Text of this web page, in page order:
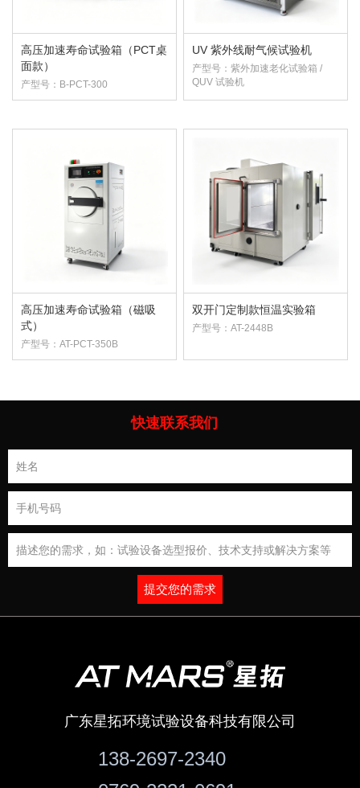
高压加速寿命试验箱（PCT桌
面款）
产型号：B-PCT-300
UV 紫外线耐气候试验机
产型号：紫外加速老化试验箱 /
QUV 试验机
高压加速寿命试验箱（磁吸
式）
产型号：AT-PCT-350B
双开门定制款恒温实验箱
产型号：AT-2448B
快速联系我们
提交您的需求
广东星拓环境试验设备科技有限公司
138-2697-2340